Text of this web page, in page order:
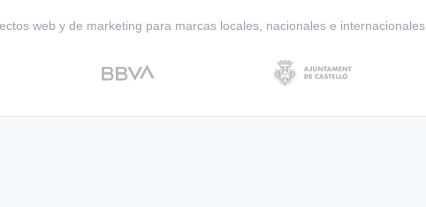
web y de marketing para marcas locales, nacionales e internacionales.